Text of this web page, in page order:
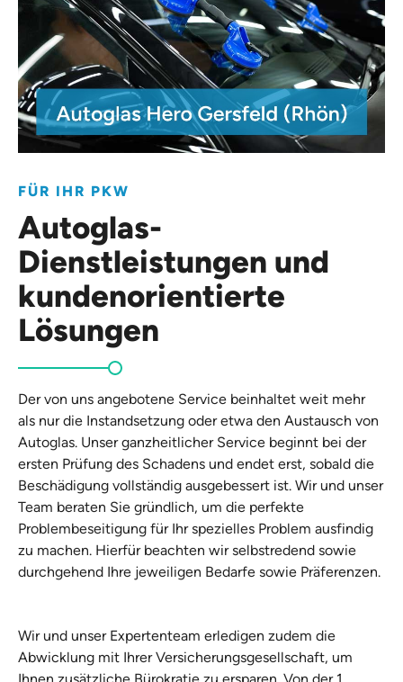
FÜR IHR PKW
Autoglas-
Dienstleistungen und
kundenorientierte
Lösungen
Der von uns angebotene Service beinhaltet weit mehr
als nur die Instandsetzung oder etwa den Austausch von
Autoglas. Unser ganzheitlicher Service beginnt bei der
ersten Prüfung des Schadens und endet erst, sobald die
Beschädigung vollständig ausgebessert ist. Wir und unser
Team beraten Sie gründlich, um die perfekte
Problembeseitigung für Ihr spezielles Problem ausfindig
zu machen. Hierfür beachten wir selbstredend sowie
durchgehend Ihre jeweiligen Bedarfe sowie Präferenzen.
Wir und unser Expertenteam erledigen zudem die
Abwicklung mit Ihrer Versicherungsgesellschaft, um